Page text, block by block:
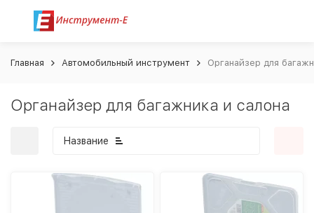
Главная Автомобильный инструмент Органайзер для
Органайзер для багажника и салона
Название